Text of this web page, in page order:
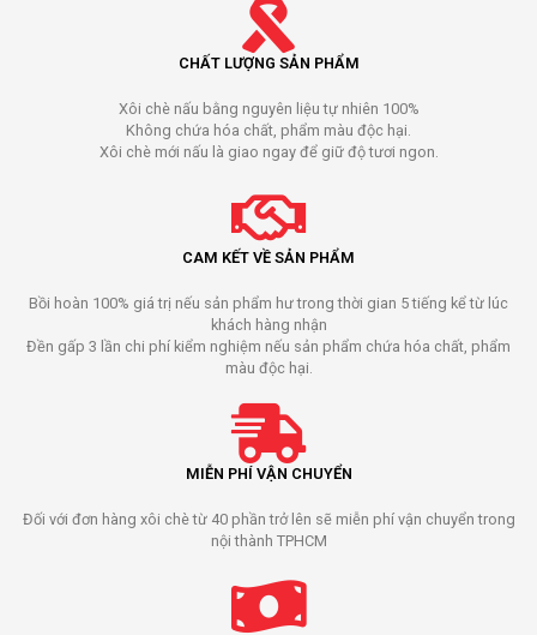
CHẤT LƯỢNG SẢN PHẨM
Xôi chè nấu bằng nguyên liệu tự nhiên 100%
Không chứa hóa chất, phẩm màu độc hại.
Xôi chè mới nấu là giao ngay để giữ độ tươi ngon.
CAM KẾT VỀ SẢN PHẨM
Bồi hoàn 100% giá trị nếu sản phẩm hư trong thời gian 5 tiếng kể từ lúc
khách hàng nhận
Đền gấp 3 lần chi phí kiểm nghiệm nếu sản phẩm chứa hóa chất, phẩm
màu độc hại.
MIỄN PHÍ VẬN CHUYỂN
Đối với đơn hàng xôi chè từ 40 phần trở lên sẽ miễn phí vận chuyển trong
nội thành TPHCM